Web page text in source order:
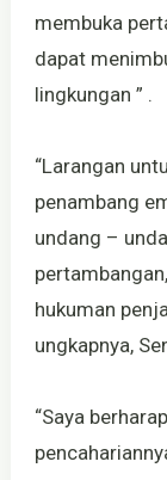
membuka
dapat
lingkungan ” .
“Larangan
penambang
undang –
hukuman
ungkapnya,
“Saya